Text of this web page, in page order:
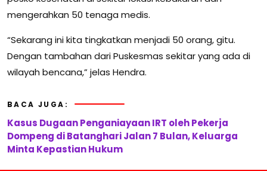
mengerahkan 50 tenaga medis.
“Sekarang ini kita tingkatkan menjadi 50 orang, gitu.
Dengan tambahan dari Puskesmas sekitar yang ada di
wilayah bencana,” jelas Hendra.
BACA JUGA:
Kasus Dugaan Penganiayaan IRT oleh Pekerja
Dompeng di Batanghari Jalan 7 Bulan, Keluarga
Minta Kepastian Hukum